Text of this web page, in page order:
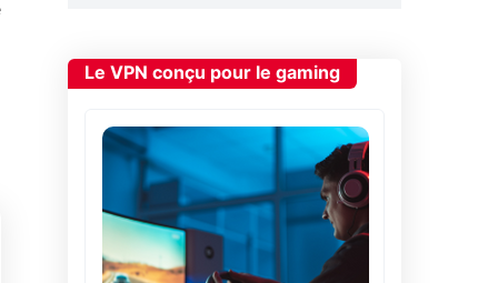
Le VPN conçu pour le gaming